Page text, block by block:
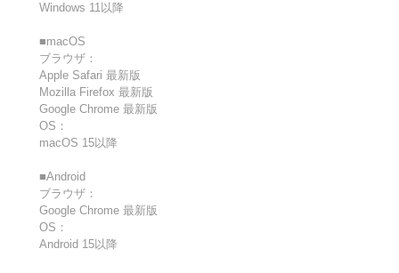
Windows 11以降
■macOS
ブラウザ：
Apple Safari 最新版
Mozilla Firefox 最新版
Google Chrome 最新版
OS：
macOS 15以降
■Android
ブラウザ：
Google Chrome 最新版
OS：
Android 15以降